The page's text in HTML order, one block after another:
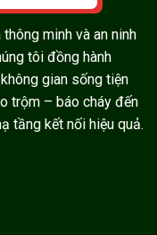
minh và an ninh
tôi đồng hành
gian sống tiện
trộm – báo cháy đến
tầng kết nối hiệu quả.